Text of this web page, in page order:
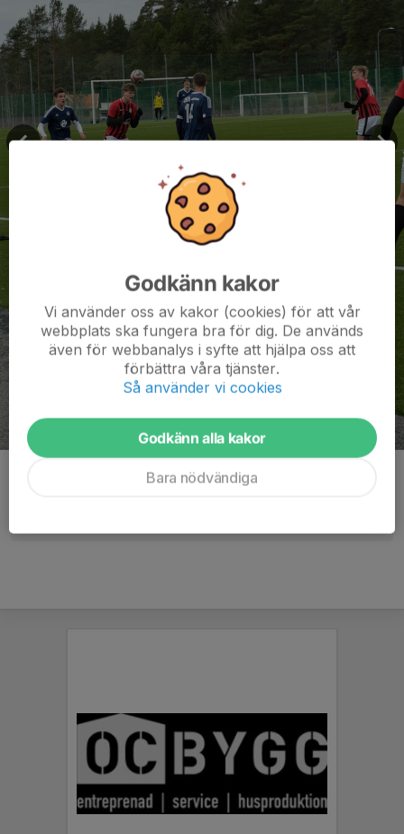
Godkänn kakor
Vi använder oss av kakor (cookies) för att vår
webbplats ska fungera bra för dig. De används
även för webbanalys i syfte att hjälpa oss att
förbättra våra tjänster.
Så använder vi cookies
Godkänn alla kakor
Bara nödvändiga